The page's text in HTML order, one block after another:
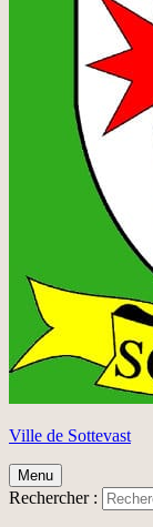
Ville de Sottevast
Menu
Rechercher :